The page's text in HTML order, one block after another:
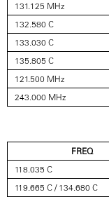
131.125 MHz
132.580 C
133.030 C
135.805 C
121.500 MHz
243.000 MHz
FREQ
118.035 C
119.665 C / 134.680 C